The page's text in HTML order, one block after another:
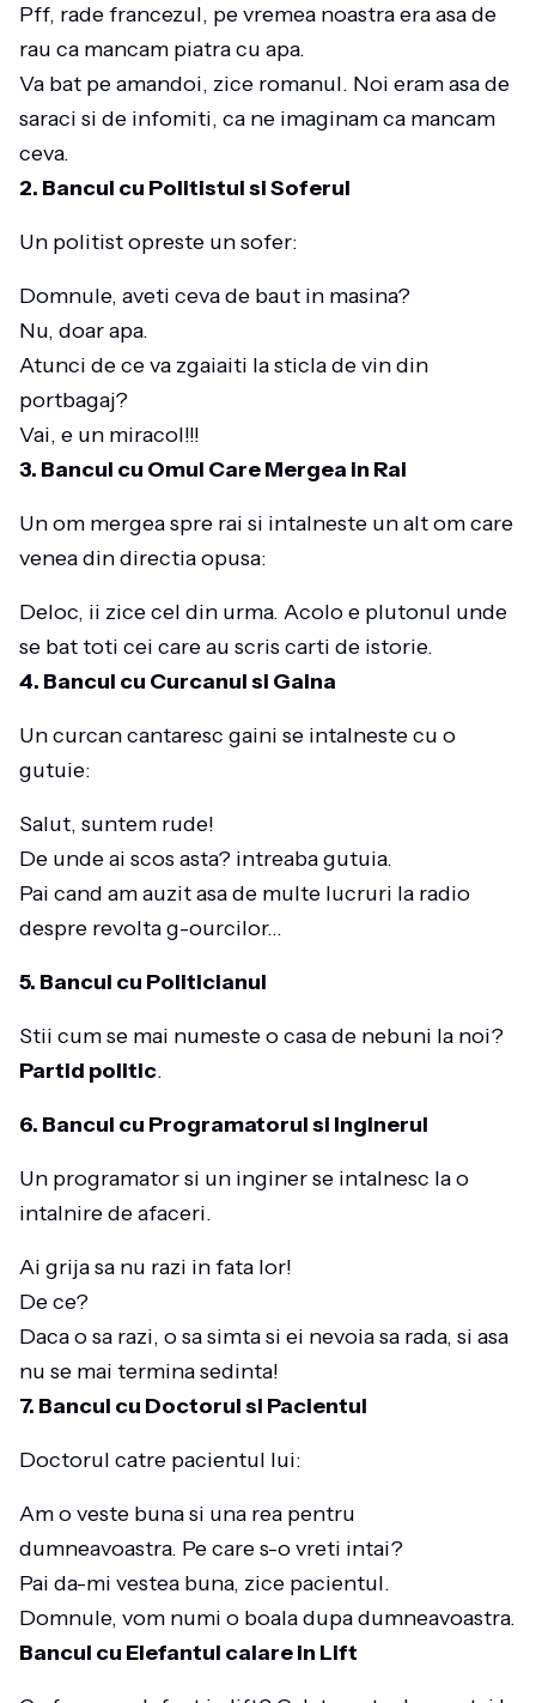
Pff, rade francezul, pe vremea noastra era asa de
rau ca mancam piatra cu apa.
Va bat pe amandoi, zice romanul. Noi eram asa de
saraci si de infomiti, ca ne imaginam ca mancam
ceva.
2. Bancul cu Politistul si Soferul
Un politist opreste un sofer:
Domnule, aveti ceva de baut in masina?
Nu, doar apa.
Atunci de ce va zgaiaiti la sticla de vin din
portbagaj?
Vai, e un miracol!!!
3. Bancul cu Omul Care Mergea in Rai
Un om mergea spre rai si intalneste un alt om care
venea din directia opusa:
Deloc, ii zice cel din urma. Acolo e plutonul unde
se bat toti cei care au scris carti de istorie.
4. Bancul cu Curcanul si Gaina
Un curcan cantaresc gaini se intalneste cu o
gutuie:
Salut, suntem rude!
De unde ai scos asta? intreaba gutuia.
Pai cand am auzit asa de multe lucruri la radio
despre revolta g-ourcilor…
5. Bancul cu Politicianul
Stii cum se mai numeste o casa de nebuni la noi?
Partid politic.
6. Bancul cu Programatorul si Inginerul
Un programator si un inginer se intalnesc la o
intalnire de afaceri.
Ai grija sa nu razi in fata lor!
De ce?
Daca o sa razi, o sa simta si ei nevoia sa rada, si asa
nu se mai termina sedinta!
7. Bancul cu Doctorul si Pacientul
Doctorul catre pacientul lui:
Am o veste buna si una rea pentru
dumneavoastra. Pe care s-o vreti intai?
Pai da-mi vestea buna, zice pacientul.
Domnule, vom numi o boala dupa dumneavoastra.
Bancul cu Elefantul calare in Lift